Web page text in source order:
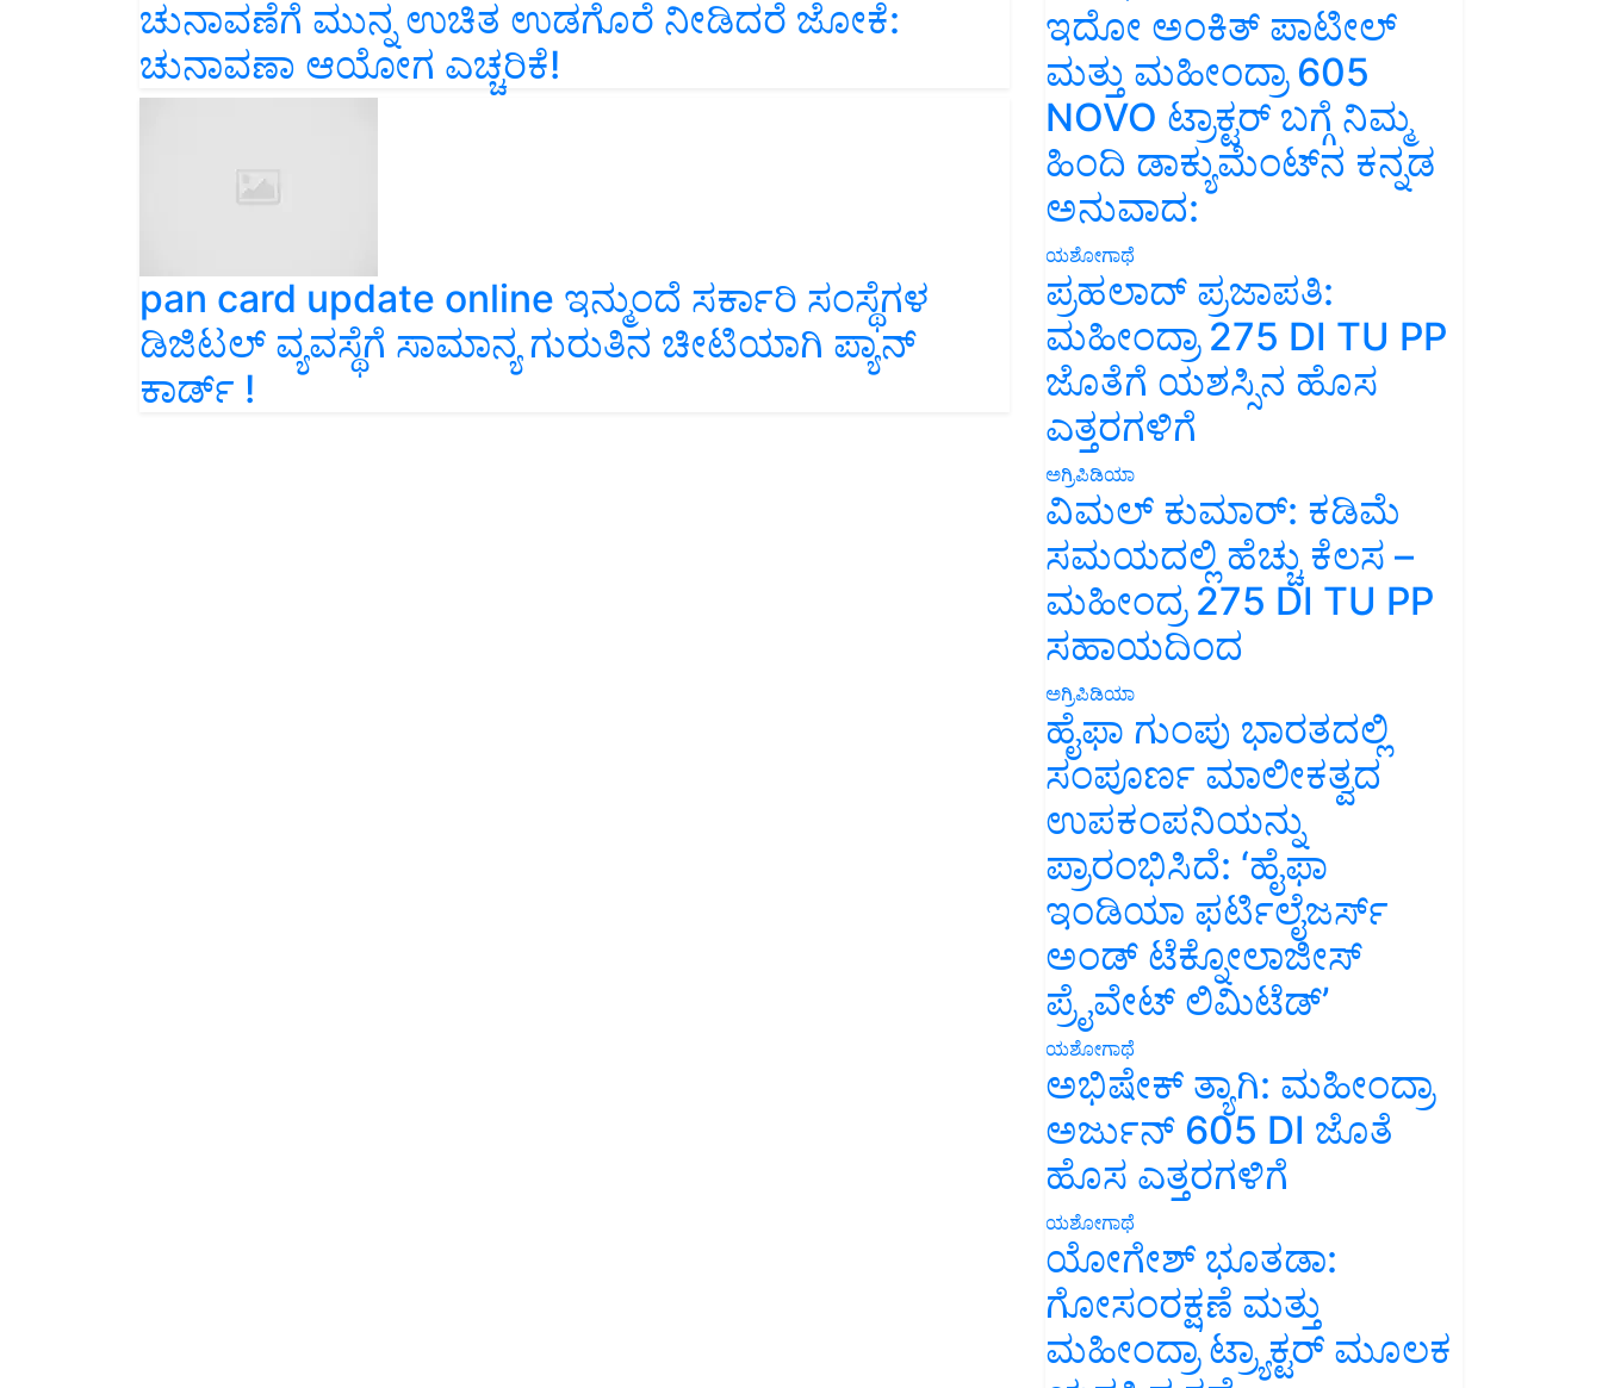
ಚುನಾವಣಾ ಆಯೋಗ ಎಚ್ಚರಿಕೆ!
pan card update online ಇನ್ಮುಂದೆ ಸರ್ಕಾರಿ ಸಂಸ್ಥೆಗಳ
ಡಿಜಿಟಲ್ ವ್ಯವಸ್ಥೆಗೆ ಸಾಮಾನ್ಯ ಗುರುತಿನ ಚೀಟಿಯಾಗಿ ಪ್ಯಾನ್
ಕಾರ್ಡ್ !
ಇದೋ ಅಂಕಿತ್ ಪಾಟೀಲ್
ಮತ್ತು ಮಹೀಂದ್ರಾ 605
NOVO ಟ್ರಾಕ್ಟರ್ ಬಗ್ಗೆ ನಿಮ್ಮ
ಹಿಂದಿ ಡಾಕ್ಯುಮೆಂಟ್‌ನ ಕನ್ನಡ
ಅನುವಾದ:
ಯಶೋಗಾಥೆ
ಪ್ರಹಲಾದ್ ಪ್ರಜಾಪತಿ:
ಮಹೀಂದ್ರಾ 275 DI TU PP
ಜೊತೆಗೆ ಯಶಸ್ಸಿನ ಹೊಸ
ಎತ್ತರಗಳಿಗೆ
ಅಗ್ರಿಪಿಡಿಯಾ
ವಿಮಲ್ ಕುಮಾರ್: ಕಡಿಮೆ
ಸಮಯದಲ್ಲಿ ಹೆಚ್ಚು ಕೆಲಸ –
ಮಹೀಂದ್ರ 275 DI TU PP
ಸಹಾಯದಿಂದ
ಅಗ್ರಿಪಿಡಿಯಾ
ಹೈಫಾ ಗುಂಪು ಭಾರತದಲ್ಲಿ
ಸಂಪೂರ್ಣ ಮಾಲೀಕತ್ವದ
ಉಪಕಂಪನಿಯನ್ನು
ಪ್ರಾರಂಭಿಸಿದೆ: ‘ಹೈಫಾ
ಇಂಡಿಯಾ ಫರ್ಟಿಲೈಜರ್ಸ್
ಅಂಡ್ ಟೆಕ್ನೋಲಾಜೀಸ್
ಪ್ರೈವೇಟ್ ಲಿಮಿಟೆಡ್’
ಯಶೋಗಾಥೆ
ಅಭಿಷೇಕ್ ತ್ಯಾಗಿ: ಮಹೀಂದ್ರಾ
ಅರ್ಜುನ್ 605 DI ಜೊತೆ
ಹೊಸ ಎತ್ತರಗಳಿಗೆ
ಯಶೋಗಾಥೆ
ಯೋಗೇಶ್ ಭೂತಡಾ:
ಗೋಸಂರಕ್ಷಣೆ ಮತ್ತು
ಮಹೀಂದ್ರಾ ಟ್ರ್ಯಾಕ್ಟರ್ ಮೂಲಕ